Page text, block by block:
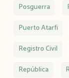
Posguerra
Puerto Atarfi
Registro Civil
República